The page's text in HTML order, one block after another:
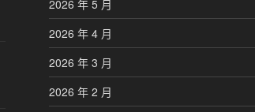
2026 年 5 月
2026 年 4 月
2026 年 3 月
2026 年 2 月